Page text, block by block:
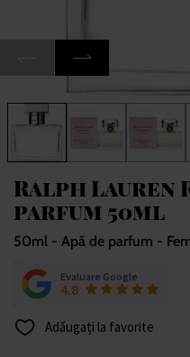
Ralph Lauren
parfum 50ml
50ml - Apă de parfum -
Evaluare Google
4.8
Adăugați la favorite